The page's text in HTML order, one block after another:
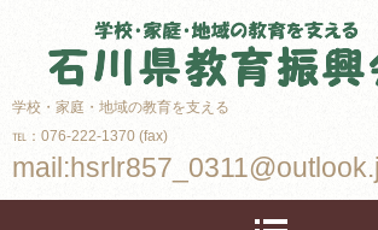
学校・家庭・地域の教育を支える
℡：076-222-1370 (fax)